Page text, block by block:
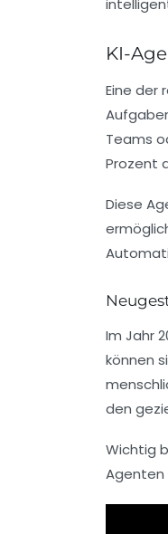
KI-
Eine der
Teams
Prozent
Diese
Im Jahr
können
den
Wichtig
Agenten